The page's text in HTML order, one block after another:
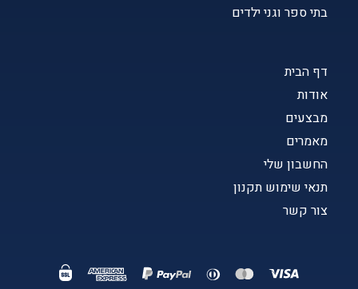
דף הבית
אודות
מבצעים
מאמרים
החשבון שלי
תנאי שימוש תקנון
צור קשר
בתי ספר וגני ילדים